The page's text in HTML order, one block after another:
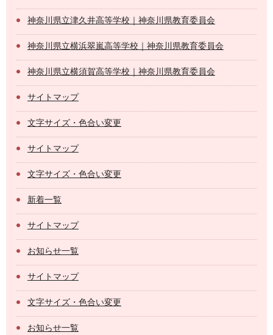
神奈川県立津久井高等学校｜神奈川県教育委員会
神奈川県立横浜翠嵐高等学校｜神奈川県教育委員会
神奈川県立横須賀高等学校｜神奈川県教育委員会
サイトマップ
文字サイズ・色合い変更
サイトマップ
文字サイズ・色合い変更
新着一覧
サイトマップ
お知らせ一覧
サイトマップ
文字サイズ・色合い変更
お知らせ一覧